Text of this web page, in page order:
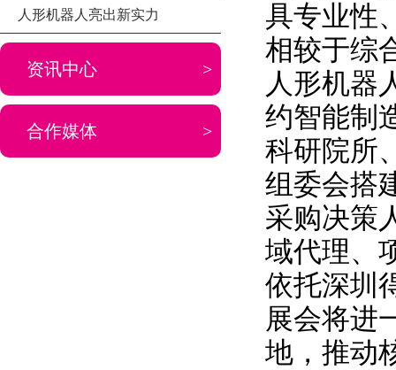
人形机器人亮出新实力
资讯中心 >
合作媒体 >
具专业性
相较于综
人形机器
约智能制
科研院所
组委会搭
采购决策
域代理、
依托深圳
展会将进
地，推动